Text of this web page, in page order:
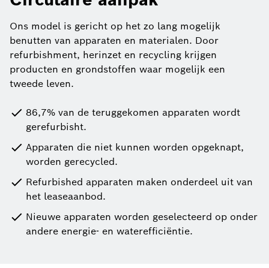
Ons model is gericht op het zo lang mogelijk
benutten van apparaten en materialen. Door
refurbishment, herinzet en recycling krijgen
producten en grondstoffen waar mogelijk een
tweede leven.
86,7% van de teruggekomen apparaten wordt
gerefurbisht.
Apparaten die niet kunnen worden opgeknapt,
worden gerecycled.
Refurbished apparaten maken onderdeel uit van
het leaseaanbod.
Nieuwe apparaten worden geselecteerd op onder
andere energie- en waterefficiëntie.